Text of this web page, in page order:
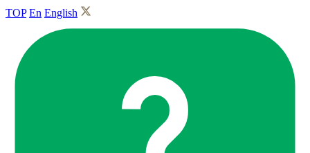
TOP En English